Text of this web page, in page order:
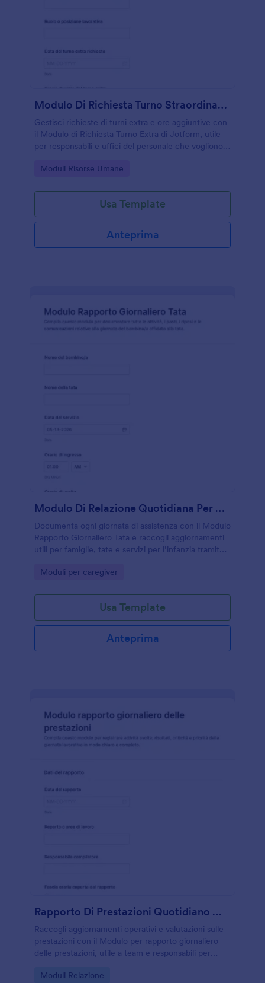
Modulo Di Richiesta Turno Straordinario
Gestisci richieste di turni extra e ore aggiuntive con
il Modulo di Richiesta Turno Extra di Jotform, utile
per responsabili e uffici del personale che vogliono
ordinato.
Go to Category:
Moduli Risorse Umane
Usa Template
Anteprima
Modulo Di Relazione Quotidiana Per Babysitter
Documenta ogni giornata di assistenza con il Modulo
Rapporto Giornaliero Tata e raccogli aggiornamenti
utili per famiglie, tate e servizi per l’infanzia tramite
Go to Category:
Moduli per caregiver
Usa Template
Anteprima
Rapporto Di Prestazioni Quotidiano Modulo
Raccogli aggiornamenti operativi e valutazioni sulle
prestazioni con il Modulo per rapporto giornaliero
delle prestazioni, utile a team e responsabili per
successivo con Jotform.
Go to Category:
Moduli Relazione